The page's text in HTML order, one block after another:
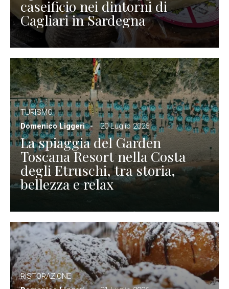
caseificio nei dintorni di
Cagliari in Sardegna
TURISMO
Domenico Liggeri
20 Luglio 2026
La spiaggia del Garden
Toscana Resort nella Costa
degli Etruschi, tra storia,
bellezza e relax
RISTORAZIONE